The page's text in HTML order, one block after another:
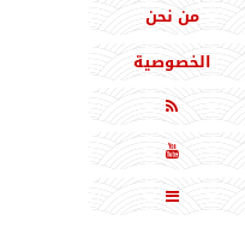
من نحن
الخصوصية


